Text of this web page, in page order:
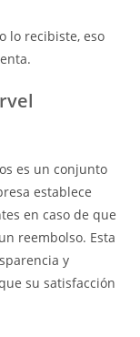
lo recibiste, eso
es un conjunto
establece
en caso de que
reembolso. Esta
y
su satisfacción